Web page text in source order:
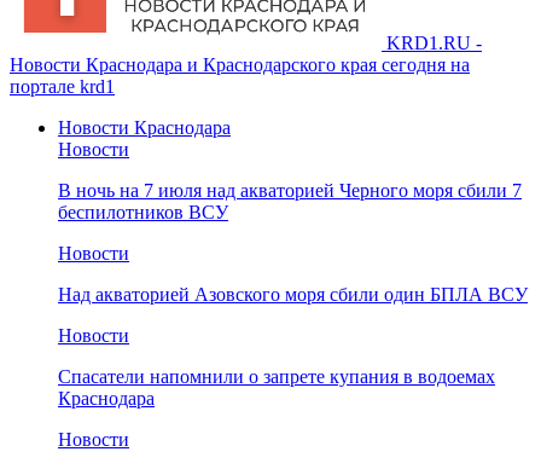
KRD1.RU -
Новости Краснодара и Краснодарского края сегодня на
портале krd1
Новости Краснодара
Новости
В ночь на 7 июля над акваторией Черного моря сбили 7
беспилотников ВСУ
Новости
Над акваторией Азовского моря сбили один БПЛА ВСУ
Новости
Спасатели напомнили о запрете купания в водоемах
Краснодара
Новости